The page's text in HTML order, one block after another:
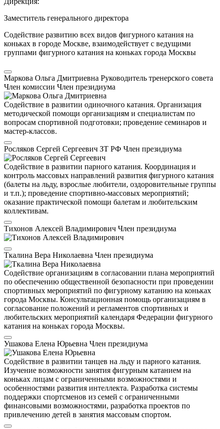
Заместитель генерального директора
Содействие развитию всех видов фигурного катания на
коньках в городе Москве, взаимодействует с ведущими
группами фигурного катания на коньках города Москвы
Маркова Ольга Дмитриевна Руководитель тренерского совета
Член комиссии Член президиума
Содействие в развитии одиночного катания. Организация
методической помощи организациям и специалистам по
вопросам спортивной подготовки; проведение семинаров и
мастер-классов.
Росляков Сергей Сергеевич ЗТ РФ Член президиума
Содействие в развитии парного катания. Координация и
контроль массовых направлений развития фигурного катания
(балеты на льду, взрослые любители, оздоровительные группы
и т.п.); проведение спортивно-массовых мероприятий;
оказание практической помощи балетам и любительским
коллективам.
Тихонов Алексей Владимирович Член президиума
Ткалина Вера Николаевна Член президиума
Содействие организациям в согласовании плана мероприятий
по обеспечению общественной безопасности при проведении
спортивных мероприятий по фигурному катанию на коньках
города Москвы. Консультационная помощь организациям в
согласование положений и регламентов спортивных и
любительских мероприятий календаря Федерации фигурного
катания на коньках города Москвы.
Ушакова Елена Юрьевна Член президиума
Содействие в развитии танцев на льду и парного катания.
Изучение возможности занятия фигурным катанием на
коньках лицам с ограниченными возможностями и
особенностями развития интеллекта. Разработка системы
поддержки спортсменов из семей с ограниченными
финансовыми возможностями, разработка проектов по
привлечению детей в занятия массовым спортом.